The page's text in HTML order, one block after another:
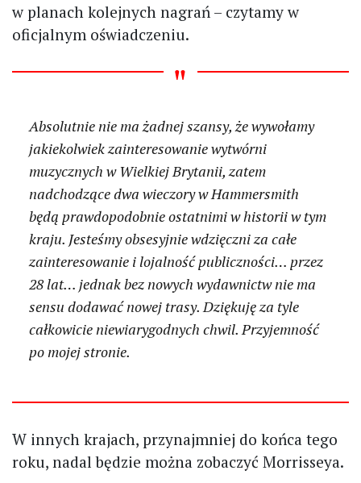
w planach kolejnych nagrań – czytamy w
oficjalnym oświadczeniu.
Absolutnie nie ma żadnej szansy, że wywołamy
jakiekolwiek zainteresowanie wytwórni
muzycznych w Wielkiej Brytanii, zatem
nadchodzące dwa wieczory w Hammersmith
będą prawdopodobnie ostatnimi w historii w tym
kraju. Jesteśmy obsesyjnie wdzięczni za całe
zainteresowanie i lojalność publiczności… przez
28 lat… jednak bez nowych wydawnictw nie ma
sensu dodawać nowej trasy. Dziękuję za tyle
całkowicie niewiarygodnych chwil. Przyjemność
po mojej stronie.
W innych krajach, przynajmniej do końca tego
roku, nadal będzie można zobaczyć Morrisseya.